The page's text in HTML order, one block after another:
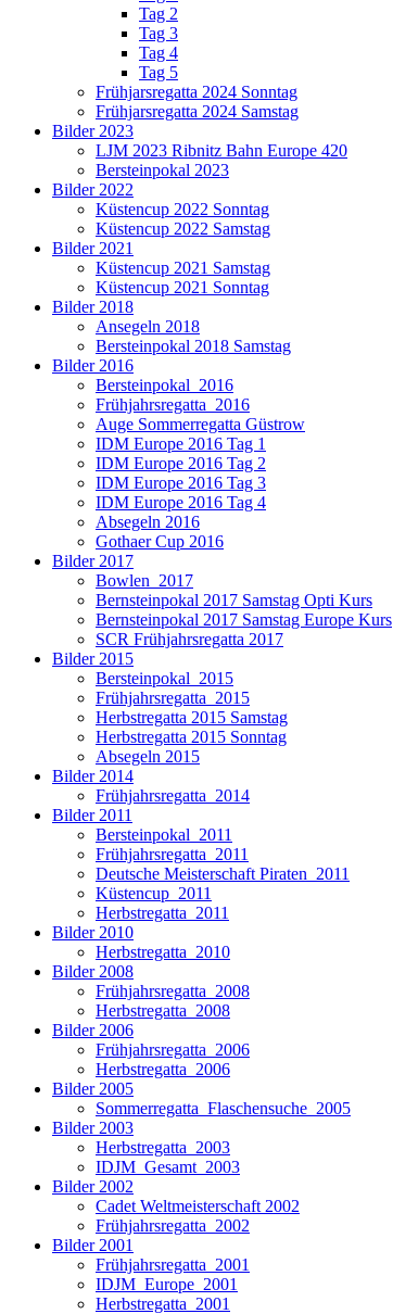
Tag 2
Tag 3
Tag 4
Tag 5
Frühjarsregatta 2024 Sonntag
Frühjarsregatta 2024 Samstag
Bilder 2023
LJM 2023 Ribnitz Bahn Europe 420
Bersteinpokal 2023
Bilder 2022
Küstencup 2022 Sonntag
Küstencup 2022 Samstag
Bilder 2021
Küstencup 2021 Samstag
Küstencup 2021 Sonntag
Bilder 2018
Ansegeln 2018
Bersteinpokal 2018 Samstag
Bilder 2016
Bersteinpokal_2016
Frühjahrsregatta_2016
Auge Sommerregatta Güstrow
IDM Europe 2016 Tag 1
IDM Europe 2016 Tag 2
IDM Europe 2016 Tag 3
IDM Europe 2016 Tag 4
Absegeln 2016
Gothaer Cup 2016
Bilder 2017
Bowlen_2017
Bernsteinpokal 2017 Samstag Opti Kurs
Bernsteinpokal 2017 Samstag Europe Kurs
SCR Frühjahrsregatta 2017
Bilder 2015
Bersteinpokal_2015
Frühjahrsregatta_2015
Herbstregatta 2015 Samstag
Herbstregatta 2015 Sonntag
Absegeln 2015
Bilder 2014
Frühjahrsregatta_2014
Bilder 2011
Bersteinpokal_2011
Frühjahrsregatta_2011
Deutsche Meisterschaft Piraten_2011
Küstencup_2011
Herbstregatta_2011
Bilder 2010
Herbstregatta_2010
Bilder 2008
Frühjahrsregatta_2008
Herbstregatta_2008
Bilder 2006
Frühjahrsregatta_2006
Herbstregatta_2006
Bilder 2005
Sommerregatta_Flaschensuche_2005
Bilder 2003
Herbstregatta_2003
IDJM_Gesamt_2003
Bilder 2002
Cadet Weltmeisterschaft 2002
Frühjahrsregatta_2002
Bilder 2001
Frühjahrsregatta_2001
IDJM_Europe_2001
Herbstregatta_2001